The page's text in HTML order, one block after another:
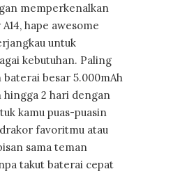
memperkenalkan
hape awesome
untuk
kebutuhan. Paling
baterai besar 5.000mAh
hingga 2 hari dengan
kamu puas-puasin
favoritmu atau
sama teman
takut baterai cepat